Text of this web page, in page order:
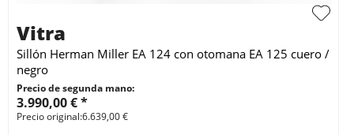
Vitra
Sillón Herman Miller EA 124 con otomana EA 125 cuero /
negro
Precio de segunda mano:
3.990,00 € *
Precio original:6.639,00 €